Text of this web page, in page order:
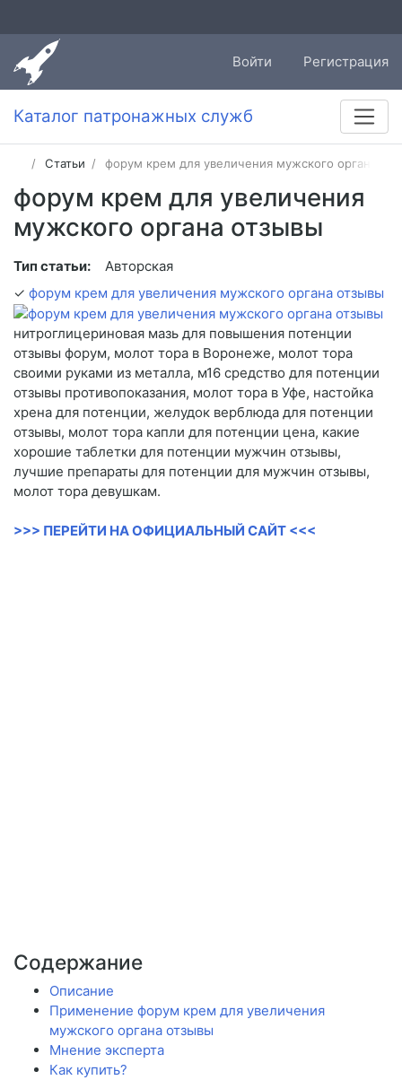
Войти Регистрация
Каталог патронажных служб
Статьи форум крем для увеличения мужского органа
форум крем для увеличения
мужского органа отзывы
Тип статьи:
Авторская
✓ форум крем для увеличения мужского органа отзывы
нитроглицериновая мазь для повышения потенции
отзывы форум, молот тора в Воронеже, молот тора
своими руками из металла, м16 средство для потенции
отзывы противопоказания, молот тора в Уфе, настойка
хрена для потенции, желудок верблюда для потенции
отзывы, молот тора капли для потенции цена, какие
хорошие таблетки для потенции мужчин отзывы,
лучшие препараты для потенции для мужчин отзывы,
молот тора девушкам.
>>> ПЕРЕЙТИ НА ОФИЦИАЛЬНЫЙ САЙТ <<<
Содержание
Описание
Применение форум крем для увеличения
мужского органа отзывы
Мнение эксперта
Как купить?